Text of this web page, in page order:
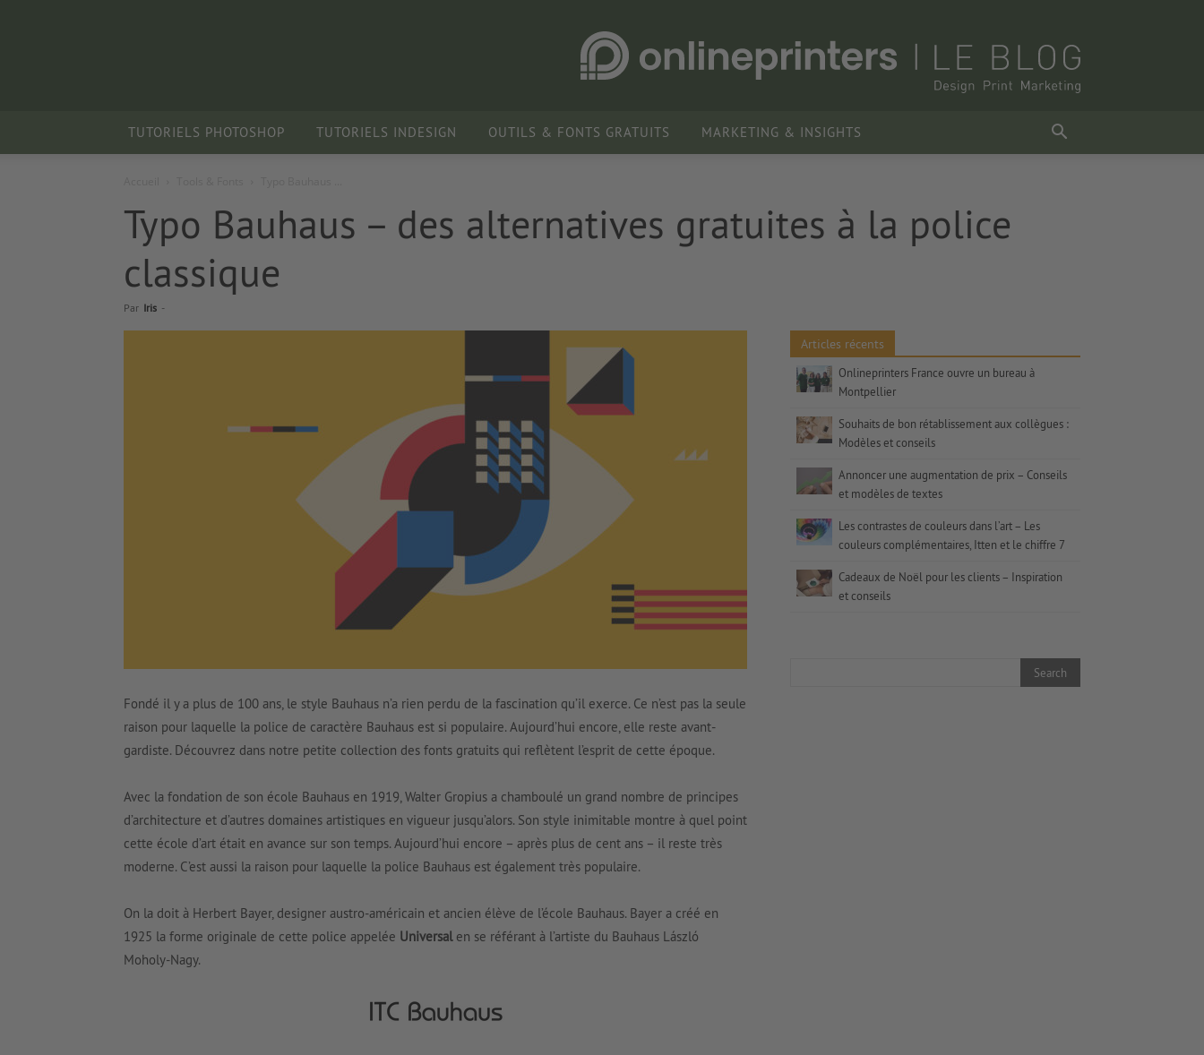
TUTORIELS PHOTOSHOP TUTORIELS INDESIGN OUTILS & FONTS GRATUITS MARKETING & INSIGHTS
Typo Bauhaus – des alternatives gratuites à la police
classique
Par Iris -
Fondé il y a plus de 100 ans, le style Bauhaus n’a rien perdu de la fascination qu’il exerce. Ce n’est pas la seule
raison pour laquelle la police de caractère Bauhaus est si populaire. Aujourd’hui encore, elle reste avant-
gardiste. Découvrez dans notre petite collection des fonts gratuits qui reflètent l’esprit de cette époque.
Avec la fondation de son école Bauhaus en 1919, Walter Gropius a chamboulé un grand nombre de principes
d’architecture et d’autres domaines artistiques en vigueur jusqu’alors. Son style inimitable montre à quel point
cette école d’art était en avance sur son temps. Aujourd’hui encore – après plus de cent ans – il reste très
moderne. C’est aussi la raison pour laquelle la police Bauhaus est également très populaire.
On la doit à Herbert Bayer, designer austro-américain et ancien élève de l’école Bauhaus. Bayer a créé en
1925 la forme originale de cette police appelée Universalen se référant à l’artiste du Bauhaus László
Moholy-Nagy.
Articles récents
Onlineprinters France ouvre un bureau à
Montpellier
Souhaits de bon rétablissement aux collègues :
Modèles et conseils
Annoncer une augmentation de prix – Conseils
et modèles de textes
Les contrastes de couleurs dans l’art – Les
couleurs complémentaires, Itten et le chiffre 7
Cadeaux de Noël pour les clients – Inspiration
et conseils